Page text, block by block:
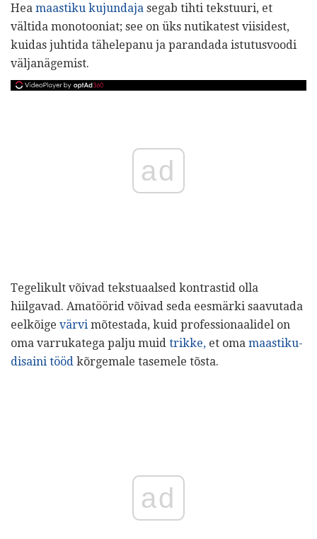
Hea maastiku kujundaja segab tihti tekstuuri, et
vältida monotooniat; see on üks nutikatest viisidest,
kuidas juhtida tähelepanu ja parandada istutusvoodi
väljanägemist.
ad
Tegelikult võivad tekstuaalsed kontrastid olla
hiilgavad. Amatöörid võivad seda eesmärki saavutada
eelkõige värvi mõtestada, kuid professionaalidel on
oma varrukatega palju muid trikke, et oma maastiku-
disaini tööd kõrgemale tasemele tõsta.
ad